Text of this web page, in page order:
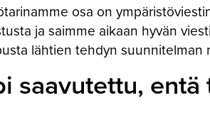
osa on
ja saimme aikaan hyvän
lähtien tehdyn suunnitelman
saavutettu, entä